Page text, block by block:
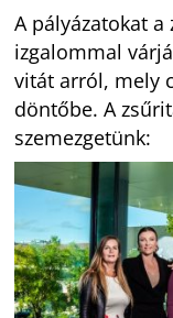
A pályázatokat
izgalommal
vitát arról, mely
döntőbe. A
szemezgetünk: